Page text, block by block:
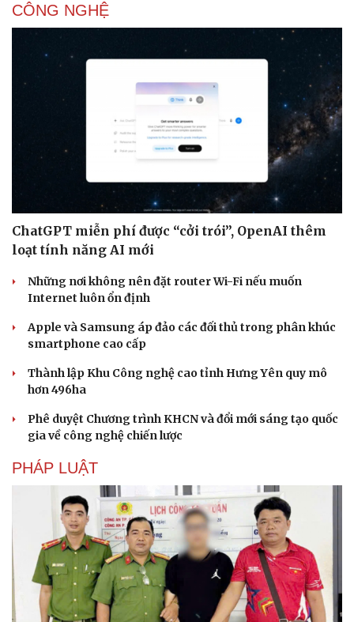
CÔNG NGHỆ
ChatGPT miễn phí được “cởi trói”, OpenAI thêm
loạt tính năng AI mới
Những nơi không nên đặt router Wi-Fi nếu muốn
Internet luôn ổn định
Apple và Samsung áp đảo các đối thủ trong phân khúc
smartphone cao cấp
Thành lập Khu Công nghệ cao tỉnh Hưng Yên quy mô
hơn 496ha
Phê duyệt Chương trình KHCN và đổi mới sáng tạo quốc
gia về công nghệ chiến lược
PHÁP LUẬT